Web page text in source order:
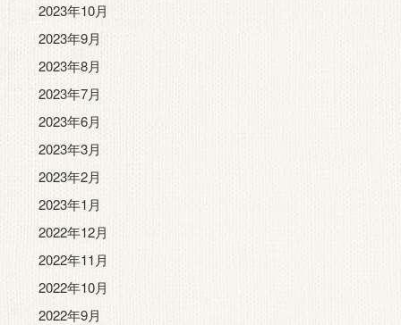
2023年10月
2023年9月
2023年8月
2023年7月
2023年6月
2023年3月
2023年2月
2023年1月
2022年12月
2022年11月
2022年10月
2022年9月